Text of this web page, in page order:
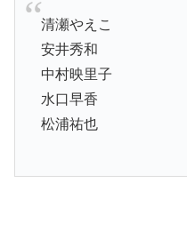
清瀬やえこ
安井秀和
中村映里子
水口早香
松浦祐也